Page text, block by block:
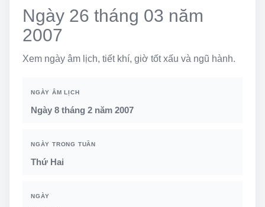
Ngày 26 tháng 03 năm
2007
Xem ngày âm lịch, tiết khí, giờ tốt xấu và ngũ hành.
NGÀY ÂM LỊCH
Ngày 8 tháng 2 năm 2007
NGÀY TRONG TUẦN
Thứ Hai
NGÀY